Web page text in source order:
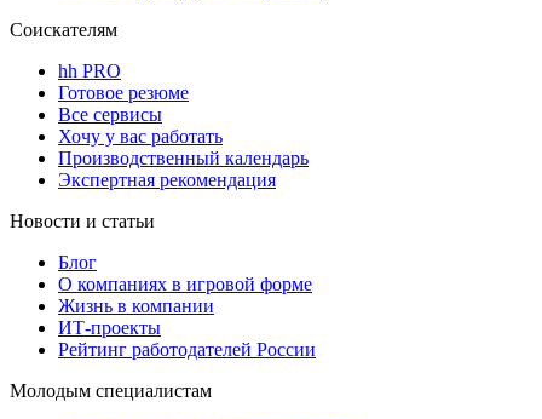
Соискателям
hh PRO
Готовое резюме
Все сервисы
Хочу у вас работать
Производственный календарь
Экспертная рекомендация
Новости и статьи
Блог
О компаниях в игровой форме
Жизнь в компании
ИТ-проекты
Рейтинг работодателей России
Молодым специалистам